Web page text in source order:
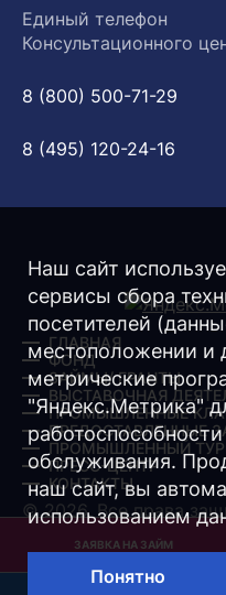
ЗАЯВКА НА ЗАЙМ
Единый телефон
Консультационного
8 (800) 500-71-29
8 (495) 120-24-16
ГЛАВНАЯ
ФОНД
ЗАЙМЫ/ ГРАНТЫ
ВЫСТАВОЧНАЯ
ПРОМЫШЛЕННЫЕ
ПРЕДОСТАВЛЕННЫЕ
ПРОМЫШЛЕННЫЙ
ПРЕСС-ЦЕНТР
КОНТАКТЫ
© 2026. Все права
Разработка -
Наш сайт
сервисы сбора
посетителей
местоположении и
метрические
"Яндекс.Метрика"
обслуживания.
наш сайт, вы
использованием
Понятно